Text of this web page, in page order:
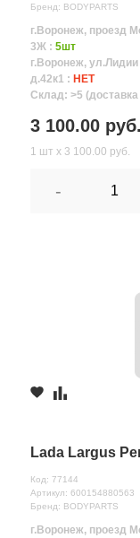
Бренд: BODYPARTS
г.Воронеж, проезд
3Ж : 5шт
г.Воронеж,
д.42к1 : НЕТ
Склад: >5
3 100.00 руб.
1 шт х 3 100.00 руб.
-
Lada Largus
Код: 77144
Артикул: 600154880563
Бренд: BODYPARTS
г.Воронеж, проезд